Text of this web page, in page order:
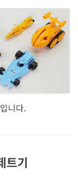
니다.
트기